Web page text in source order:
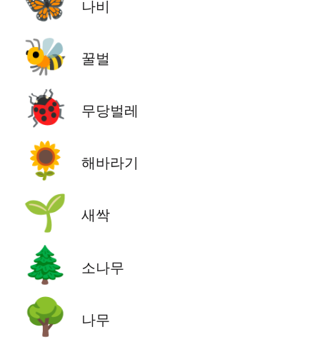
나비
🐝 꿀벌
🐞 무당벌레
🌻 해바라기
🌱 새싹
🌲 소나무
🌳 나무